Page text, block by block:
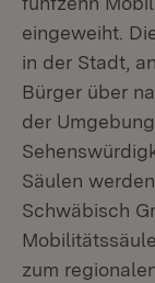
eingeweiht.
in der Stadt,
Bürger über
der
Säulen
Schwäbisch
zum